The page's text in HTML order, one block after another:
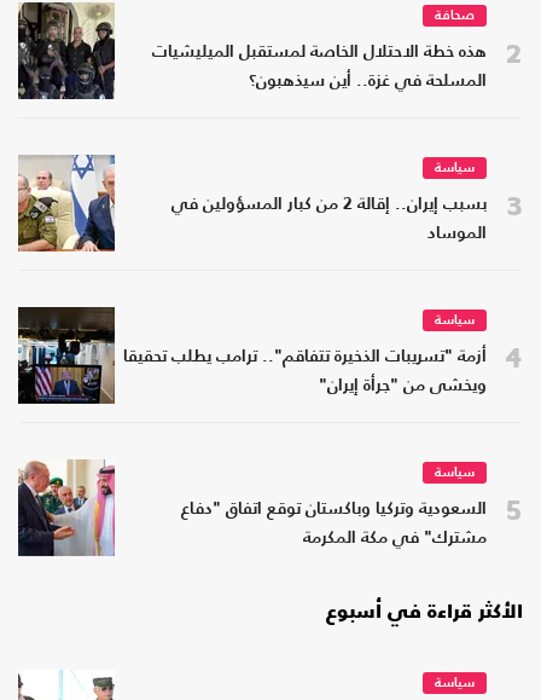
2
صحافة
هذه خطة الاحتلال الخاصة لمستقبل الميليشيات
المسلحة في غزة.. أين سيذهبون؟
3
سياسة
بسبب إيران.. إقالة 2 من كبار المسؤولين في
الموساد
4
سياسة
أزمة "تسريبات الذخيرة تتفاقم".. ترامب يطلب تحقيقا
ويخشى من "جرأة إيران"
5
سياسة
السعودية وتركيا وباكستان توقع اتفاق "دفاع
مشترك" في مكة المكرمة
الأكثر قراءة في أسبوع
سياسة